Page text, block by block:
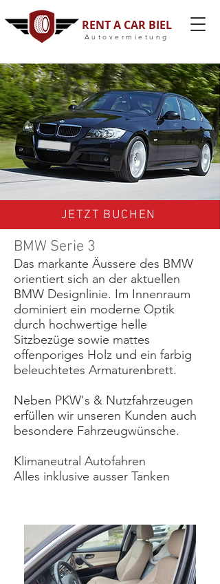
RENT A CAR BIEL
Autovermietung
JETZT BUCHEN
BMW Serie 3
Das markante Äussere des BMW
orientiert sich an der aktuellen
BMW Designlinie. Im Innenraum
dominiert ein moderne Optik
durch hochwertige helle
Sitzbezüge sowie mattes
offenporiges Holz und ein farbig
beleuchtetes Armaturenbrett.
Neben PKW's & Nutzfahrzeugen
erfüllen wir unseren Kunden auch
besondere Fahrzeugwünsche.
Klimaneutral Autofahren
Alles inklusive ausser Tanken